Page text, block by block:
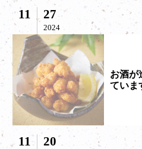
11 27
2024
お酒が
てい
11 20